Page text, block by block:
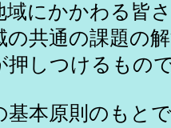
にかかわる皆
の共通の課題の
押しつけるもの
本原則のもと